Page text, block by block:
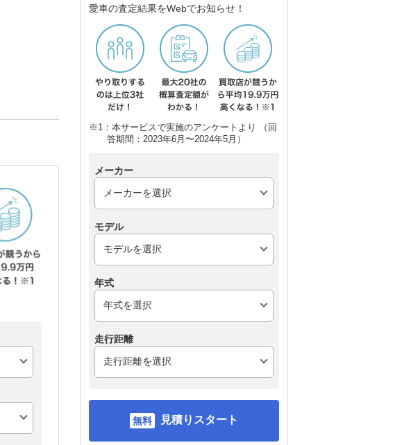
愛車の査定結果をWebでお知らせ！
※1：本サービスで実施のアンケートより （回
答期間：2023年6月〜2024年5月）
メーカー
モデル
年式
走行距離
見積りスタート